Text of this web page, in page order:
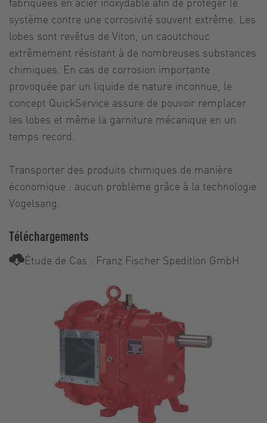
système contre une corrosivité souvent extrême. Les
lobes sont revêtus de Viton, un caoutchouc
extrêmement résistant à de nombreuses substances
chimiques. En cas de corrosion importante
provoquée par un liquide de nature inconnue, le
concept QuickService assure de pouvoir remplacer
les lobes et même la garniture mécanique en un
temps record.
Transporter des produits chimiques de manière
économique : aucun problème grâce à la technologie
Vogelsang.
Téléchargements
Étude de Cas : Franz Fischer Spedition GmbH